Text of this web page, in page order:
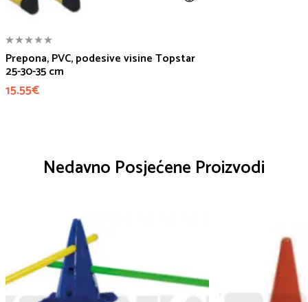
Prepona, PVC, podesive visine Topstar
25-30-35 cm
15.55€
Nedavno Posjećene Proizvodi